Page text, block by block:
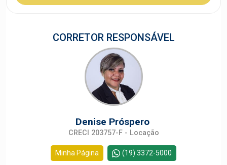
CORRETOR RESPONSÁVEL
Denise Próspero
CRECI 203757-F - Locação
Minha Página (19) 3372-5000